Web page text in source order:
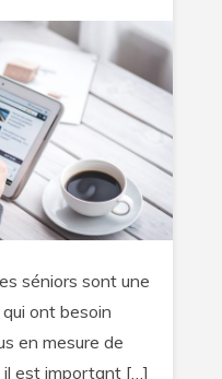
Pourquoi
suivre
blogs
les
séniors
et
âgées
?
séniors sont une
ont besoin
en mesure de
il est important […]